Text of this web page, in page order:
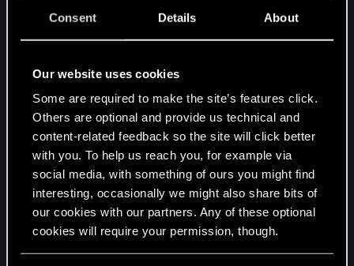
Consent Details About
Our website uses cookies
Some are required to make the site’s features click.
Others are optional and provide us technical and
content-related feedback so the site will click better
with you. To help us reach you, for example via
social media, with something of ours you might find
interesting, occasionally we might also share bits of
our cookies with our partners. Any of these optional
cookies will require your permission, though.
находиться в локации - Коломница, т.к.
сильных тормозах, не говоря уже о боях с
в слайд-шоу. "Провисания", мешающие
игровому процессу, также встречаются в
нескольких локациях Велена, но не столь
сильные, как на территории Коломницы. Даже
нахождение в Новиграде не создает такого
дискомфорта. Также по-прежнему присутствует
проблема с долгой "подгрузкой" текстур лица